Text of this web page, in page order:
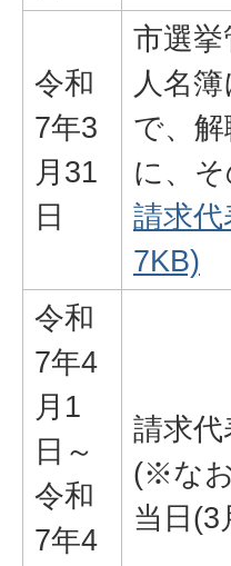
令和
7年3
月31
日
市選
人名
で、
に、
請求
7KB)
令和
7年4
月1
日～
令和
7年4
請求
(※な
当日